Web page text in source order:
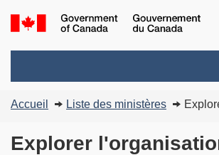
Passer
au
contenu
Passer
au
version
simplifiée
et
menus
Vous
ici
Accueil Liste des ministères
Explorer